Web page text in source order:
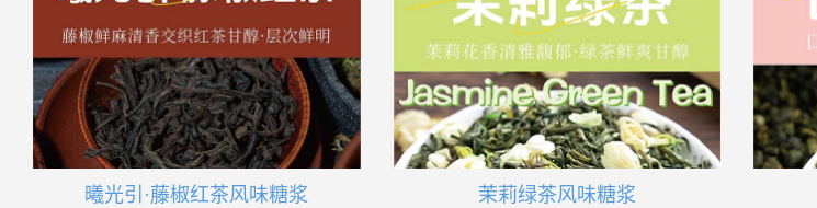
曦光引·藤椒红茶风味糖浆 茉莉绿茶风味糖浆